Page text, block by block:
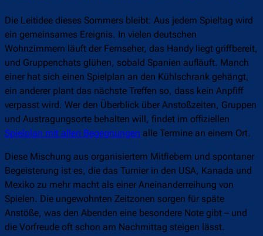
Die Leitidee dieses Sommers bleibt: Aus jedem Spieltag wird
ein gemeinsames Ereignis. In vielen deutschen
Wohnzimmern läuft der Fernseher, das Handy liegt griffbereit,
und Gruppenchats glühen, sobald Spanien aufläuft. Manch
einer hat sich einen Spielplan an den Kühlschrank gehängt,
ein anderer plant das nächste Treffen so, dass kein Anpfiff
verpasst wird. Wer den Überblick über Anstoßzeiten, Gruppen
und Austragungsorte behalten will, findet im offiziellen
Spielplan mit allen Begegnungen alle Termine an einem Ort.
Diese Mischung aus organisiertem Mitfiebern und spontaner
Begeisterung ist es, die das Turnier in den USA, Kanada und
Mexiko zu mehr macht als einer Aneinanderreihung von
Spielen. Die ungewohnten Zeitzonen sorgen für späte
Anstöße, was den Abenden eine besondere Note gibt – und
die Vorfreude oft schon am Nachmittag steigen lässt.